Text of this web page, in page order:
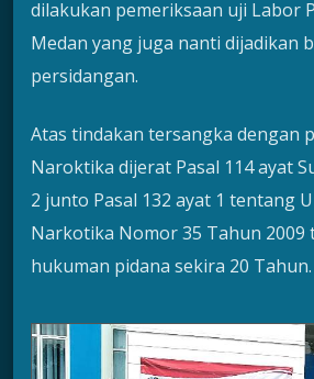
dilakukan pemeriksaan uji Labor
Medan yang juga nanti dijadikan
persidangan.
Atas tindakan tersangka dengan
Naroktika dijerat Pasal 114 ayat
2 junto Pasal 132 ayat 1 tentang
Narkotika Nomor 35 Tahun 2009
hukuman pidana sekira 20 Tahun.